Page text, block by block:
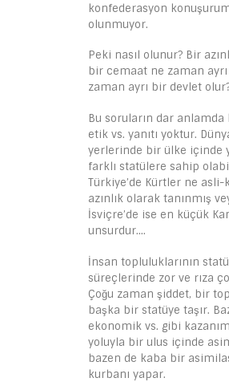
konfederasyon
olunmuyor.
Peki nasıl olunur? Bir
bir cemaat ne zaman
zaman ayrı bir devlet
Bu soruların dar
etik vs. yanıtı yoktur.
yerlerinde bir ülke içinde
farklı statülere sahip
Türkiye’de Kürtler ne
azınlık olarak tanınmış
İsviçre’de ise en küçük
unsurdur….
İnsan topluluklarının
süreçlerinde zor ve rıza
Çoğu zaman şiddet, bir
başka bir statüye taşır.
ekonomik vs. gibi
yoluyla bir ulus içinde
bazen de kaba bir
kurbanı yapar.